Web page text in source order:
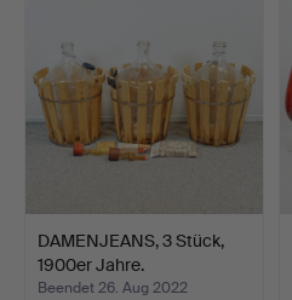
DAMENJEANS, 3 Stück,
1900er Jahre.
Beendet 26. Aug 2022